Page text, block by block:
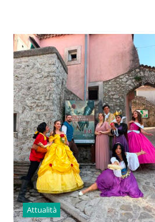
Attualità